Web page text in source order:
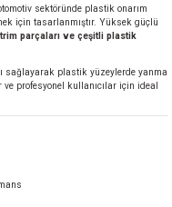
otomotiv sektöründe plastik onarım
için tasarlanmıştır. Yüksek güçlü
parçaları ve çeşitli plastik
sağlayarak plastik yüzeylerde yanma
profesyonel kullanıcılar için ideal